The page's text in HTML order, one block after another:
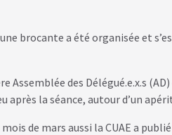
brocante a été organisée et
Assemblée des Délégué.e.x.s
après la séance, autour d’un
de mars aussi la CUAE a